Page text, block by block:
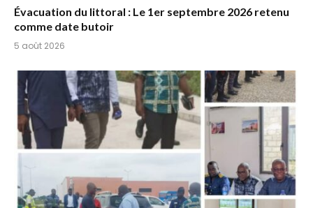
Évacuation du littoral : Le 1er septembre 2026 retenu
comme date butoir
5 août 2026